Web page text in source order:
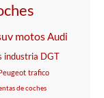
motosAudi
industria DGT
trafico
de coches